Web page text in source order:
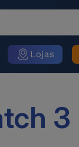
Lojas
3